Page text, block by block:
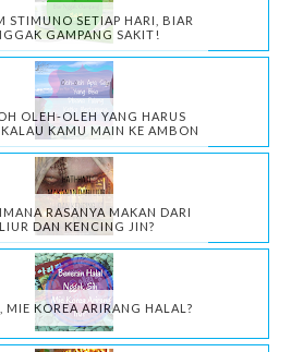
STIMUNO SETIAP HARI, BIAR
GAMPANG SAKIT!
OLEH-OLEH YANG HARUS
KAMU MAIN KE AMBON
RASANYA MAKAN DARI
LIUR DAN KENCING JIN?
MIE KOREA ARIRANG HALAL?